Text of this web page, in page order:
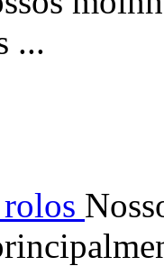
...